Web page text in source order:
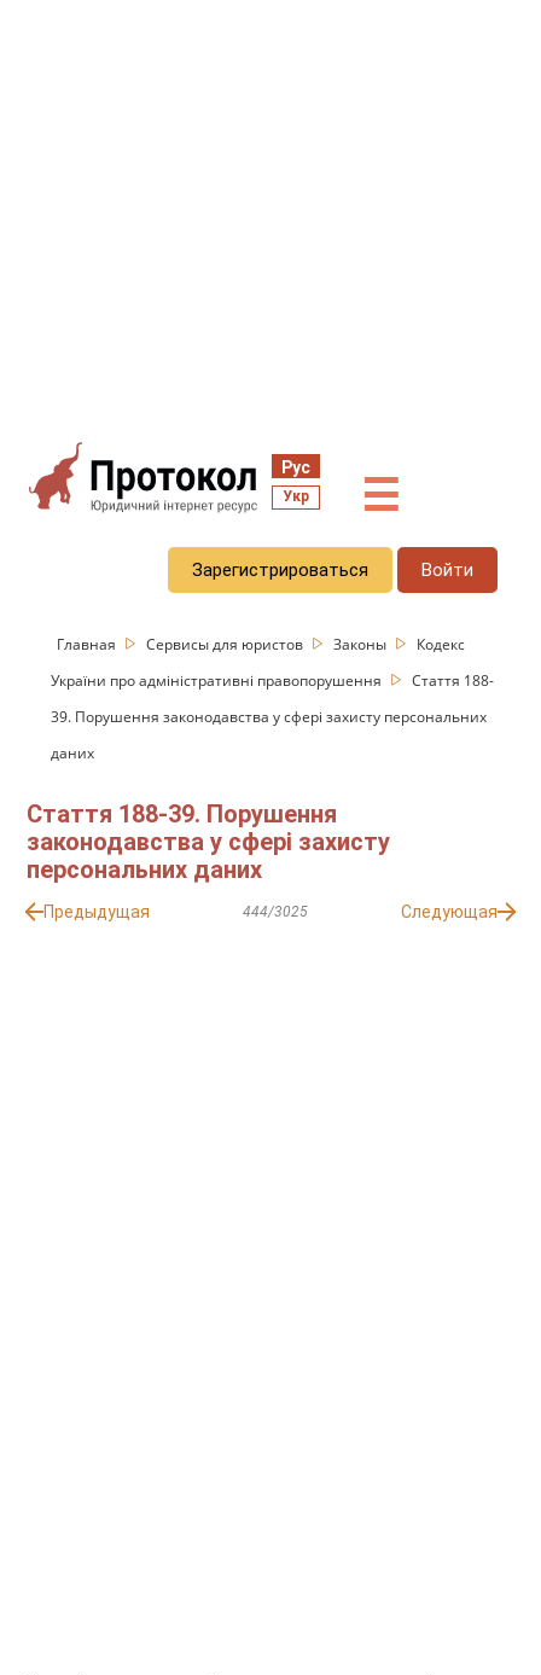
Рус
Укр ☰
Зарегистрироваться Войти
Главная Сервисы для юристов Законы
Кодекс
України про адміністративні правопорушення
Стаття 188-
39. Порушення законодавства у сфері захисту персональних
даних
Стаття 188-39. Порушення
законодавства у сфері захисту
персональних даних
Предыдущая 444/3025 Следующая